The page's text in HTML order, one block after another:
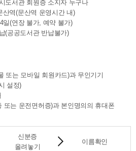
도서관 회원증 소지자 누구나
산역(문산역 운영시간 내)
일(연장 불가, 예약 불가)
(공공도서관 반납불가)
또는 모바일 회원카드)과 무인기기
설정)
또는 운전면허증)과 본인명의의 휴대폰
신분증
올려놓기
이름확인